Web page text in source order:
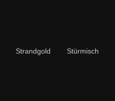
Strandgold Stürmisch